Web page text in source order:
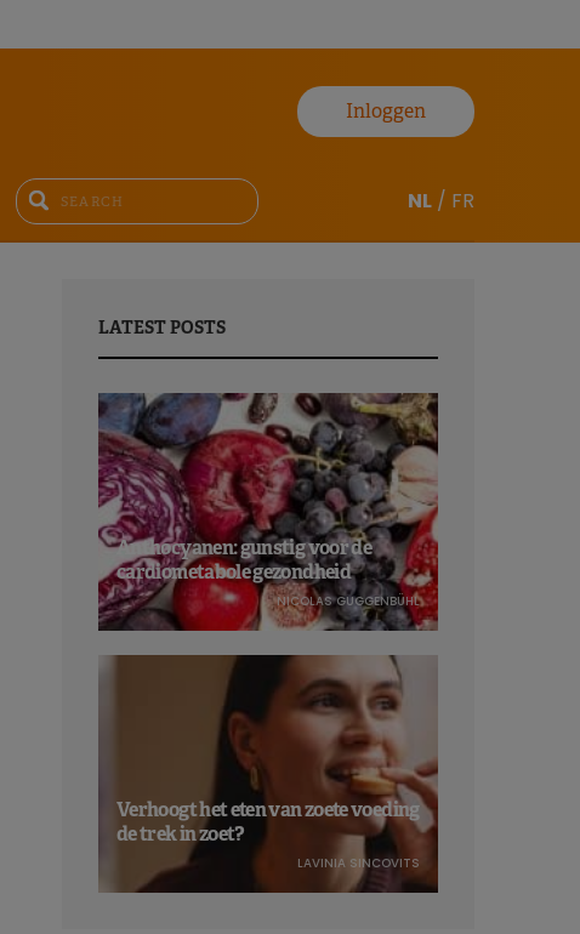
Inloggen
NL / FR
LATEST POSTS
Anthocyanen: gunstig voor de
cardiometabole gezondheid
NICOLAS GUGGENBÜHL
Verhoogt het eten van zoete voeding
de trek in zoet?
LAVINIA SINCOVITS